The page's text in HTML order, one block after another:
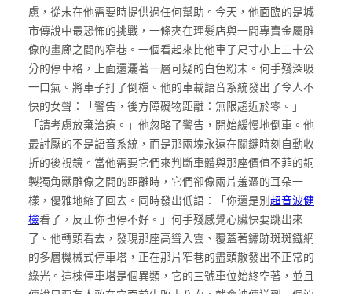
慮，從未在他需要時提供過任何幫助。今天，他面臨的是城
市傳說中最恐怖的挑戰，一條夾在理髮店與一間專賣金屬雕
像的畫廊之間的窄巷。一個看起來比他車子尺寸小上三十公
分的停車格，上面還灑著一層可疑的白色粉末。何手殘深吸
一口氣。將車子打了倒檔。他的車載語音系統發出了令人不
快的女聲：「警告，後方障礙物距離：無限趨近於零。」
「請考慮放棄治療。」他忽略了警告，開始緩慢地倒車。他
最討厭的不是語音系統，而是那兩塊永遠在關鍵時刻自動收
折的後視鏡。當他需要它們來判斷車體與那座價值不菲的銅
製獨角獸雕像之間的距離時，它們卻像兩片羞澀的耳朵一
樣，優雅地縮了回去。同時發出低語：「你還是別 超音波健
檢看了，反正你也停不好。」何手殘感覺心臟快要跳出來
了。他轉頭看去，發現那座高聳入雲、覆蓋著鏽跡斑斑鐵網
的多層機械式停車塔，正在那片窄巷的盡頭散發出不正常的
綠光。這棟停車塔是個異類，它的三號車位始終空著，並且